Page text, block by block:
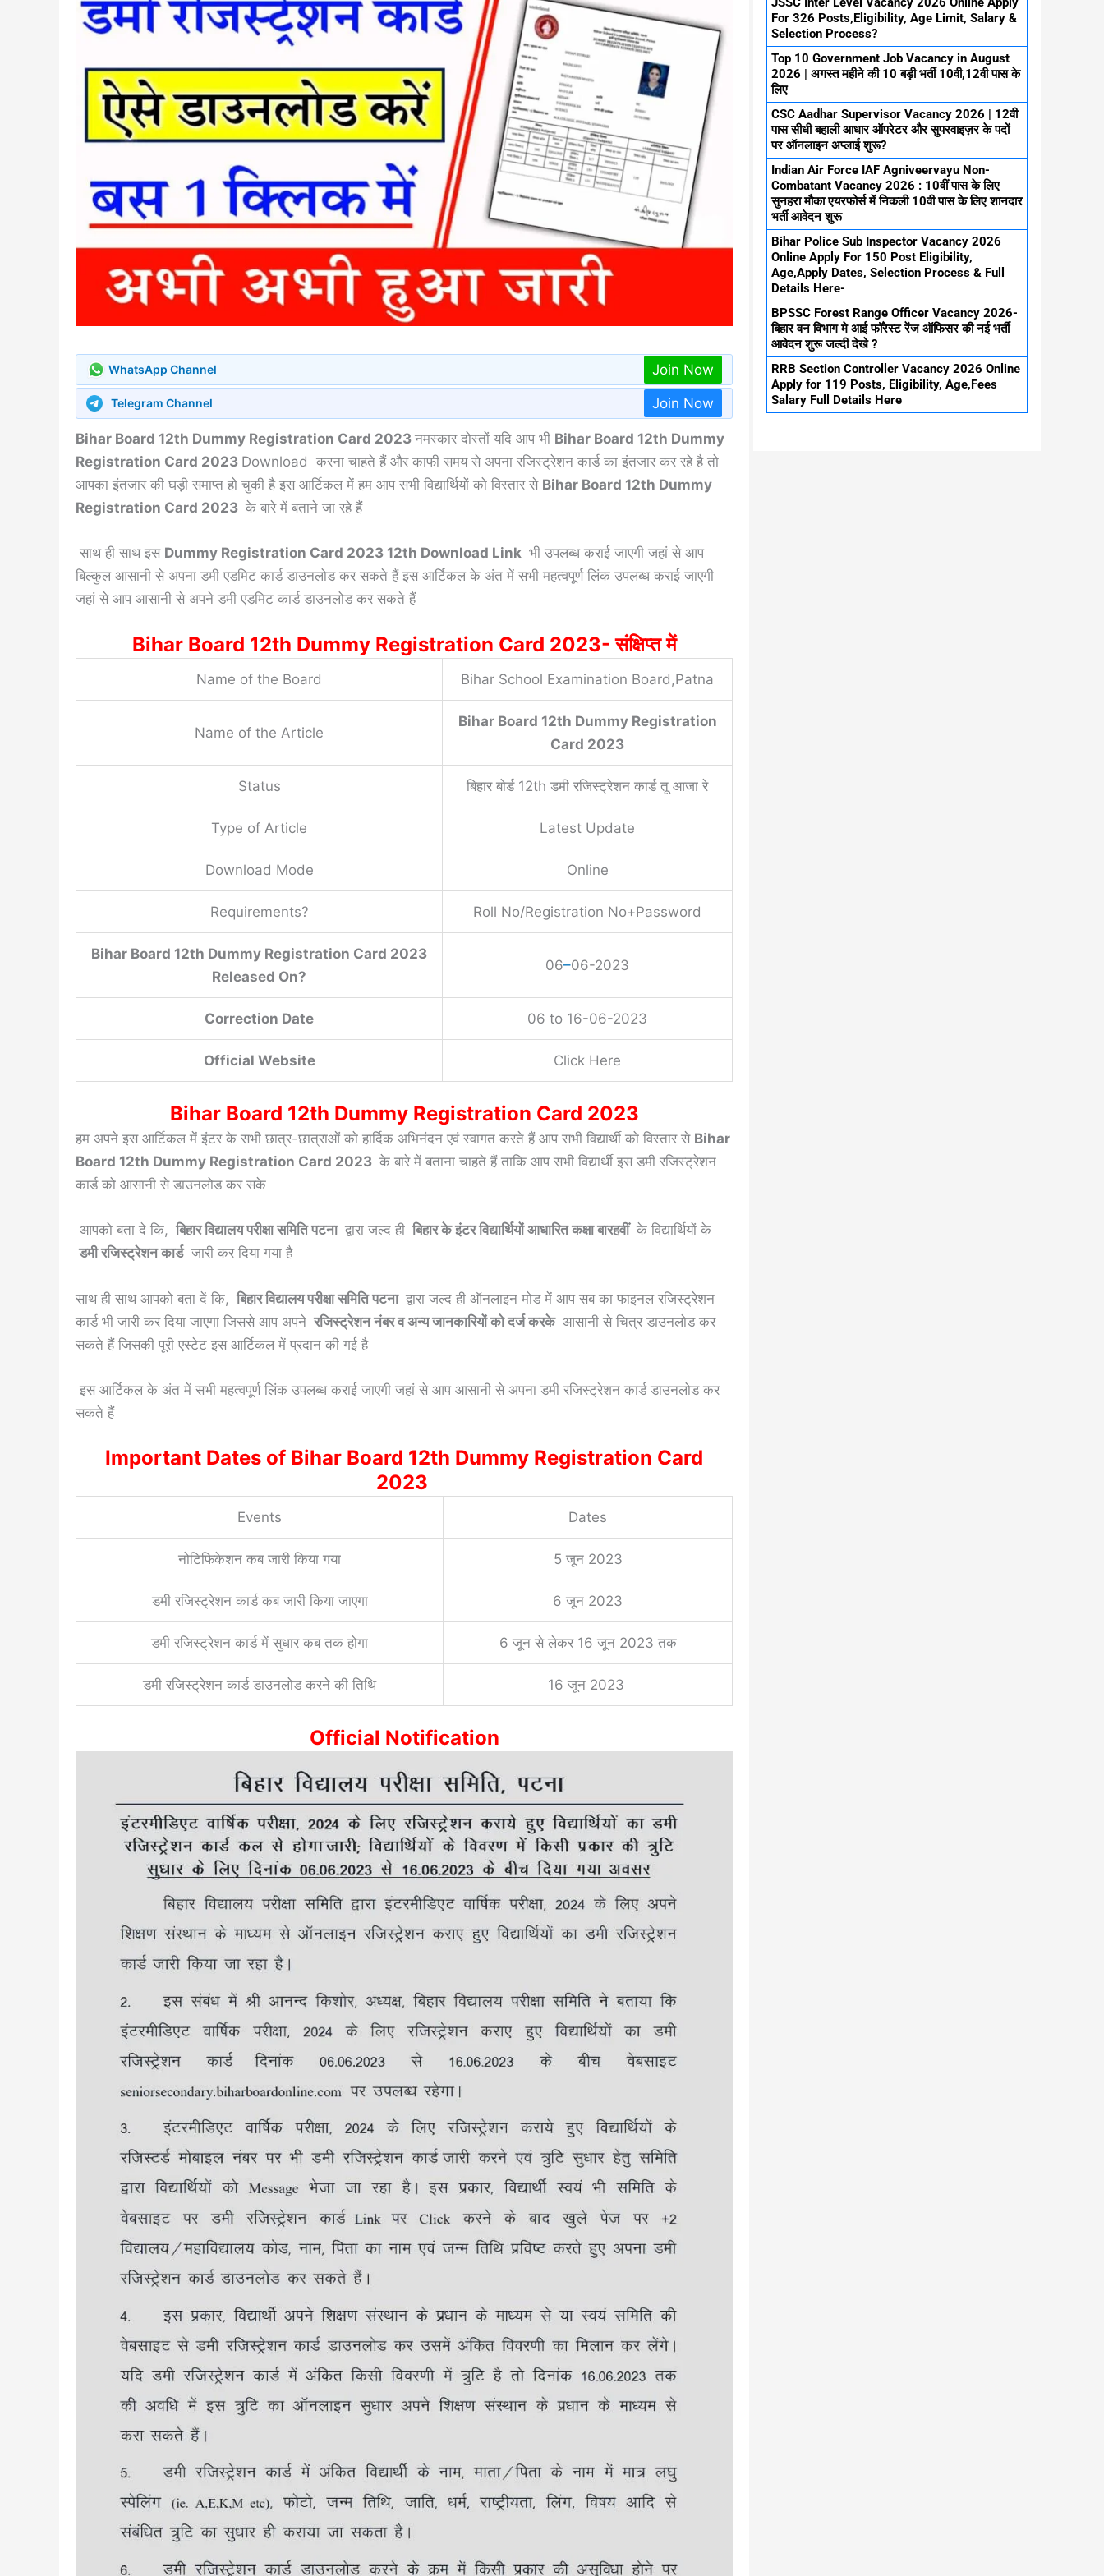
WhatsApp Channel Join Now
Telegram Channel Join Now
Bihar Board 12th Dummy Registration Card 2023 नमस्कार दोस्तों यदि आप भी Bihar Board 12th Dummy
Registration Card 2023 Download करना चाहते हैं और काफी समय से अपना रजिस्ट्रेशन कार्ड का इंतजार कर रहे है तो
आपका इंतजार की घड़ी समाप्त हो चुकी है इस आर्टिकल में हम आप सभी विद्यार्थियों को विस्तार से Bihar Board 12th Dummy
Registration Card 2023 के बारे में बताने जा रहे हैं
साथ ही साथ इस Dummy Registration Card 2023 12th Download Link भी उपलब्ध कराई जाएगी जहां से आप
बिल्कुल आसानी से अपना डमी एडमिट कार्ड डाउनलोड कर सकते हैं इस आर्टिकल के अंत में सभी महत्वपूर्ण लिंक उपलब्ध कराई जाएगी
जहां से आप आसानी से अपने डमी एडमिट कार्ड डाउनलोड कर सकते हैं
Bihar Board 12th Dummy Registration Card 2023- संक्षिप्त में
Name of the Board Bihar School Examination Board,Patna
Name of the Article
Bihar Board 12th Dummy Registration
Card 2023
Status बिहार बोर्ड 12th डमी रजिस्ट्रेशन कार्ड तू आजा रे
Type of Article Latest Update
Download Mode Online
Requirements? Roll No/Registration No+Password
Bihar Board 12th Dummy Registration Card 2023
Released On?
06–06-2023
Correction Date 06 to 16-06-2023
Official Website Click Here
Bihar Board 12th Dummy Registration Card 2023
हम अपने इस आर्टिकल में इंटर के सभी छात्र-छात्राओं को हार्दिक अभिनंदन एवं स्वागत करते हैं आप सभी विद्यार्थी को विस्तार से Bihar
Board 12th Dummy Registration Card 2023 के बारे में बताना चाहते हैं ताकि आप सभी विद्यार्थी इस डमी रजिस्ट्रेशन
कार्ड को आसानी से डाउनलोड कर सके
आपको बता दे कि, बिहार विद्यालय परीक्षा समिति पटना द्वारा जल्द ही बिहार के इंटर विद्यार्थियों आधारित कक्षा बारहवीं के विद्यार्थियों के
डमी रजिस्ट्रेशन कार्डजारी कर दिया गया है
साथ ही साथ आपको बता दें कि, बिहार विद्यालय परीक्षा समिति पटना द्वारा जल्द ही ऑनलाइन मोड में आप सब का फाइनल रजिस्ट्रेशन
कार्ड भी जारी कर दिया जाएगा जिससे आप अपने रजिस्ट्रेशन नंबर व अन्य जानकारियों को दर्ज करके आसानी से चित्र डाउनलोड कर
सकते हैं जिसकी पूरी एस्टेट इस आर्टिकल में प्रदान की गई है
इस आर्टिकल के अंत में सभी महत्वपूर्ण लिंक उपलब्ध कराई जाएगी जहां से आप आसानी से अपना डमी रजिस्ट्रेशन कार्ड डाउनलोड कर
सकते हैं
Important Dates of Bihar Board 12th Dummy Registration Card
2023
Events Dates
नोटिफिकेशन कब जारी किया गया 5 जून 2023
डमी रजिस्ट्रेशन कार्ड कब जारी किया जाएगा 6 जून 2023
डमी रजिस्ट्रेशन कार्ड में सुधार कब तक होगा 6 जून से लेकर 16 जून 2023 तक
डमी रजिस्ट्रेशन कार्ड डाउनलोड करने की तिथि 16 जून 2023
Official Notification
For 326 Posts,Eligibility, Age Limit, Salary &
Selection Process?
Top 10 Government Job Vacancy in August
2026 | अगस्त महीने की 10 बड़ी भर्ती 10वी,12वी पास के
लिए
CSC Aadhar Supervisor Vacancy 2026 | 12वी
पास सीधी बहाली आधार ऑपरेटर और सुपरवाइज़र के पदों
पर ऑनलाइन अप्लाई शुरू?
Indian Air Force IAF Agniveervayu Non-
Combatant Vacancy 2026 : 10वीं पास के लिए
सुनहरा मौका एयरफोर्स में निकली 10वी पास के लिए शानदार
भर्ती आवेदन शुरू
Bihar Police Sub Inspector Vacancy 2026
Online Apply For 150 Post Eligibility,
Age,Apply Dates, Selection Process & Full
Details Here-
BPSSC Forest Range Officer Vacancy 2026-
बिहार वन विभाग मे आई फॉरेस्ट रेंज ऑफिसर की नई भर्ती
आवेदन शुरू जल्दी देखे ?
RRB Section Controller Vacancy 2026 Online
Apply for 119 Posts, Eligibility, Age,Fees
Salary Full Details Here